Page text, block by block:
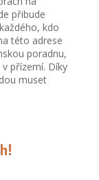
přibude
kdo
této adrese
poradnu,
přízemí. Díky
muset